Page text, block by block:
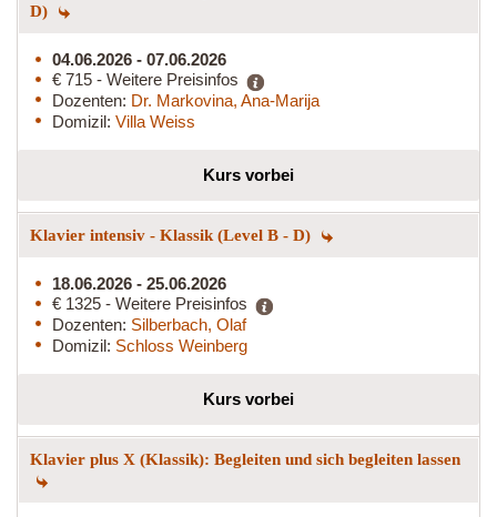
D)
04.06.2026 - 07.06.2026
€ 715 - Weitere Preisinfos
Dozenten: Dr. Markovina, Ana-Marija
Domizil: Villa Weiss
Kurs vorbei
Klavier intensiv - Klassik (Level B - D)
18.06.2026 - 25.06.2026
€ 1325 - Weitere Preisinfos
Dozenten: Silberbach, Olaf
Domizil: Schloss Weinberg
Kurs vorbei
Klavier plus X (Klassik): Begleiten und sich begleiten lassen